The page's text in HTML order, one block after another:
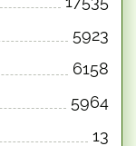
5923
6158
5964
13